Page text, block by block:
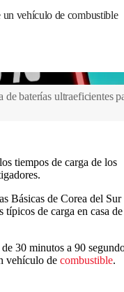
un vehículo de combustible
baterías ultraeficientes
tiempos de carga de los
Básicas de Corea del Sur
típicos de carga en casa
30 minutos a 90
vehículo de combustible.